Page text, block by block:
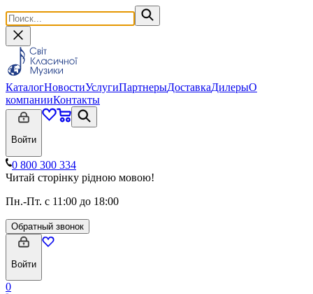
КаталогНовостиУслугиПартнерыДоставкаДилерыО
компанииКонтакты
Войти
0 800 300 334
Читай сторінку рідною мовою!
Пн.-Пт. с 11:00 до 18:00
Обратный звонок
Войти
0